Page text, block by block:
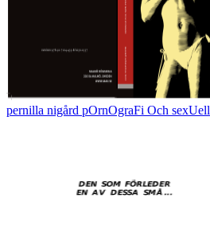
pernilla nigård pOrnOgraFi Och sexUell